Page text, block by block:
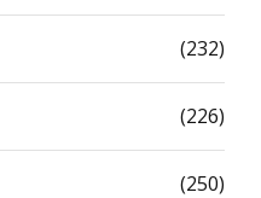
(232)
(226)
(250)